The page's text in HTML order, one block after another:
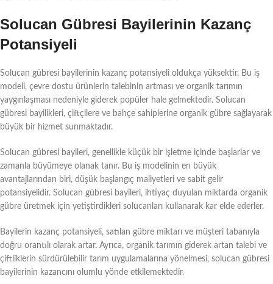
Solucan Gübresi Bayilerinin Kazanç
Potansiyeli
Solucan gübresi bayilerinin kazanç potansiyeli oldukça yüksektir. Bu iş
modeli, çevre dostu ürünlerin talebinin artması ve organik tarımın
yaygınlaşması nedeniyle giderek popüler hale gelmektedir. Solucan
gübresi bayilikleri, çiftçilere ve bahçe sahiplerine organik gübre sağlayarak
büyük bir hizmet sunmaktadır.
Solucan gübresi bayileri, genellikle küçük bir işletme içinde başlarlar ve
zamanla büyümeye olanak tanır. Bu iş modelinin en büyük
avantajlarından biri, düşük başlangıç maliyetleri ve sabit gelir
potansiyelidir. Solucan gübresi bayileri, ihtiyaç duyulan miktarda organik
gübre üretmek için yetiştirdikleri solucanları kullanarak kar elde ederler.
Bayilerin kazanç potansiyeli, satılan gübre miktarı ve müşteri tabanıyla
doğru orantılı olarak artar. Ayrıca, organik tarımın giderek artan talebi ve
çiftliklerin sürdürülebilir tarım uygulamalarına yönelmesi, solucan gübresi
bayilerinin kazancını olumlu yönde etkilemektedir.